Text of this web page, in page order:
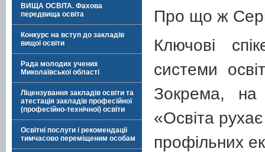
ВИЩА ОСВІТА. Фахова
передвища освіта
Конкурс на вступ до закладів
вищої освіти
Рада молодих учених
Миколаївської області
Ліцензування закладів освіти та
атестація закладів професійної
(професійно-технічної) освіти
Освітні послуги і рекомендації
тимчасово переміщеним особам
Про що ж
Ключові
системи
Зокрема, на
«Освіта рухає
профільних